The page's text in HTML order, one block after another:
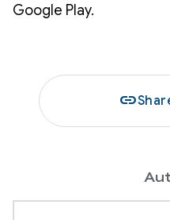
Google Play.
link